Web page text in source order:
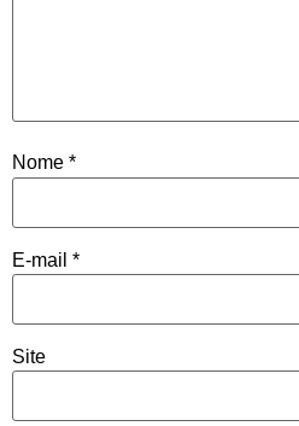
Nome *
E-mail *
Site